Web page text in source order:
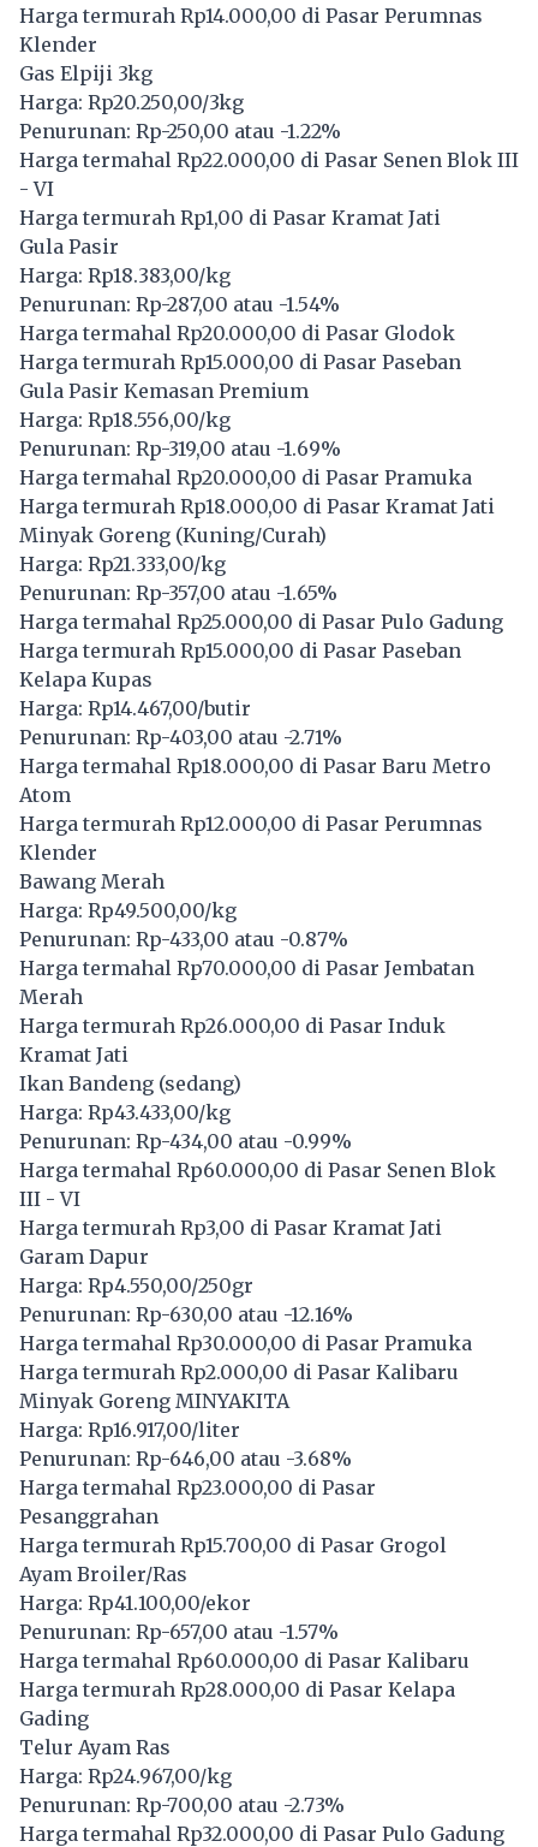
Harga termurah Rp14.000,00 di Pasar Perumnas
Klender
Gas Elpiji 3kg
Harga: Rp20.250,00/3kg
Penurunan: Rp-250,00 atau -1.22%
Harga termahal Rp22.000,00 di Pasar Senen Blok III
- VI
Harga termurah Rp1,00 di Pasar Kramat Jati
Gula Pasir
Harga: Rp18.383,00/kg
Penurunan: Rp-287,00 atau -1.54%
Harga termahal Rp20.000,00 di Pasar Glodok
Harga termurah Rp15.000,00 di Pasar Paseban
Gula Pasir Kemasan Premium
Harga: Rp18.556,00/kg
Penurunan: Rp-319,00 atau -1.69%
Harga termahal Rp20.000,00 di Pasar Pramuka
Harga termurah Rp18.000,00 di Pasar Kramat Jati
Minyak Goreng (Kuning/Curah)
Harga: Rp21.333,00/kg
Penurunan: Rp-357,00 atau -1.65%
Harga termahal Rp25.000,00 di Pasar Pulo Gadung
Harga termurah Rp15.000,00 di Pasar Paseban
Kelapa Kupas
Harga: Rp14.467,00/butir
Penurunan: Rp-403,00 atau -2.71%
Harga termahal Rp18.000,00 di Pasar Baru Metro
Atom
Harga termurah Rp12.000,00 di Pasar Perumnas
Klender
Bawang Merah
Harga: Rp49.500,00/kg
Penurunan: Rp-433,00 atau -0.87%
Harga termahal Rp70.000,00 di Pasar Jembatan
Merah
Harga termurah Rp26.000,00 di Pasar Induk
Kramat Jati
Ikan Bandeng (sedang)
Harga: Rp43.433,00/kg
Penurunan: Rp-434,00 atau -0.99%
Harga termahal Rp60.000,00 di Pasar Senen Blok
III - VI
Harga termurah Rp3,00 di Pasar Kramat Jati
Garam Dapur
Harga: Rp4.550,00/250gr
Penurunan: Rp-630,00 atau -12.16%
Harga termahal Rp30.000,00 di Pasar Pramuka
Harga termurah Rp2.000,00 di Pasar Kalibaru
Minyak Goreng MINYAKITA
Harga: Rp16.917,00/liter
Penurunan: Rp-646,00 atau -3.68%
Harga termahal Rp23.000,00 di Pasar
Pesanggrahan
Harga termurah Rp15.700,00 di Pasar Grogol
Ayam Broiler/Ras
Harga: Rp41.100,00/ekor
Penurunan: Rp-657,00 atau -1.57%
Harga termahal Rp60.000,00 di Pasar Kalibaru
Harga termurah Rp28.000,00 di Pasar Kelapa
Gading
Telur Ayam Ras
Harga: Rp24.967,00/kg
Penurunan: Rp-700,00 atau -2.73%
Harga termahal Rp32.000,00 di Pasar Pulo Gadung